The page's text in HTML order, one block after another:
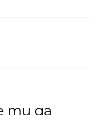
ти да